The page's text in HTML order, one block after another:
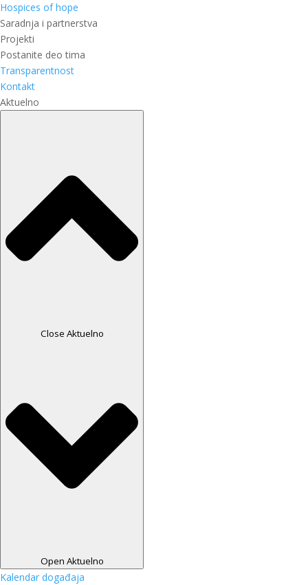
Hospices of hope
Saradnja i partnerstva
Projekti
Postanite deo tima
Transparentnost
Kontakt
Aktuelno
Close Aktuelno
Open Aktuelno
Kalendar događaja